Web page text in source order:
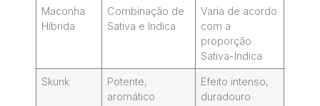
Maconha
Híbrida
Combinação de
Sativa e Indica
Varia de acordo
com a
proporção
Sativa-Indica
Skunk
Potente,
aromático
Efeito intenso,
duradouro